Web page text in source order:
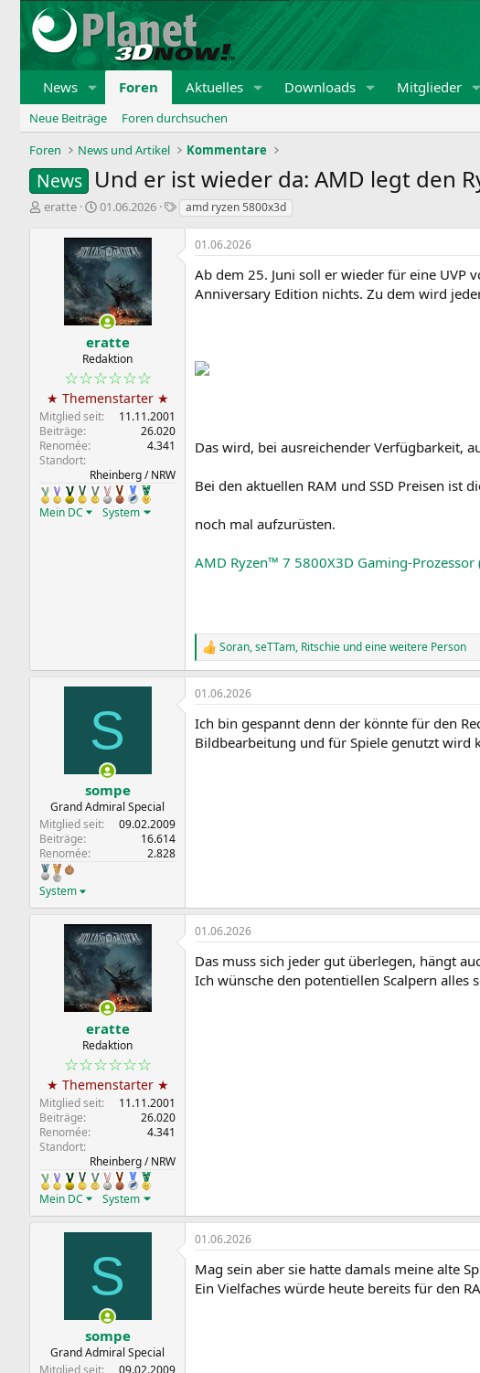
News Foren Aktuelles Downloads Mitglieder
Neue Beiträge
Foren durchsuchen
Foren
News und Artikel Kommentare
News Und er ist wieder da: AMD legt den
E
eratte
E
s
t
e
l
l
t
a
m
01.06.2026
S
l
amd ryzen 5800x3d
eratte
Redaktion
☆☆☆☆☆☆
★ Themenstarter ★
Mitglied seit
11.11.2001
Beiträge
26.020
Renomée
4.341
Standort
Rheinberg / NRW
Mein DC System
01.06.2026
Ab dem 25. Juni soll er wieder für eine UVP
Anniversary Edition nichts. Zu dem wird
Das wird, bei ausreichender Verfügbarkeit,
Bei den aktuellen RAM und SSD Preisen ist
noch mal aufzurüsten.
AMD Ryzen™ 7 5800X3D Gaming-Prozessor
R
e
a
k
i
o
Soran,seTTam, Ritschie und eine weitere Person
S
sompe
Grand Admiral Special
Mitglied seit
09.02.2009
Beiträge
16.614
Renomée
2.828
System
01.06.2026
Ich bin gespannt denn der könnte für den
Bildbearbeitung und für Spiele genutzt wird
eratte
Redaktion
☆☆☆☆☆☆
★ Themenstarter ★
Mitglied seit
11.11.2001
Beiträge
26.020
Renomée
4.341
Standort
Rheinberg / NRW
Mein DC System
01.06.2026
Das muss sich jeder gut überlegen, hängt
Ich wünsche den potentiellen Scalpern alles
S
sompe
Grand Admiral Special
Mitglied seit
09.02.2009
01.06.2026
Mag sein aber sie hatte damals meine alte
Ein Vielfaches würde heute bereits für den